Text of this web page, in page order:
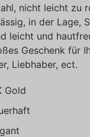
nicht leicht zu
in der Lage,
leicht und
Geschenk für
Liebhaber, ect.
Gold